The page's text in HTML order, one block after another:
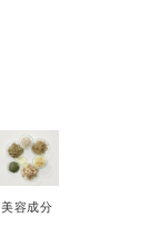
美容成分